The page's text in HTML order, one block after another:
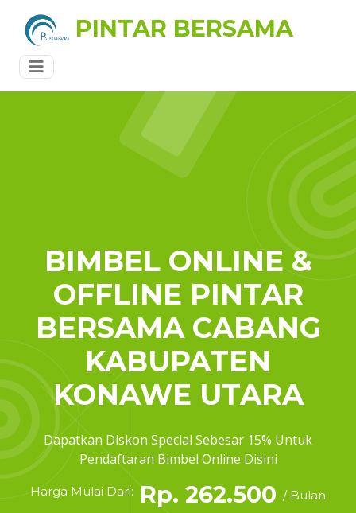
PINTAR BERSAMA
BIMBEL ONLINE &
OFFLINE PINTAR
BERSAMA CABANG
KABUPATEN
KONAWE UTARA
Dapatkan Diskon Special Sebesar 15% Untuk
Pendaftaran Bimbel Online Disini
Harga Mulai Dari: Rp. 262.500 / Bulan